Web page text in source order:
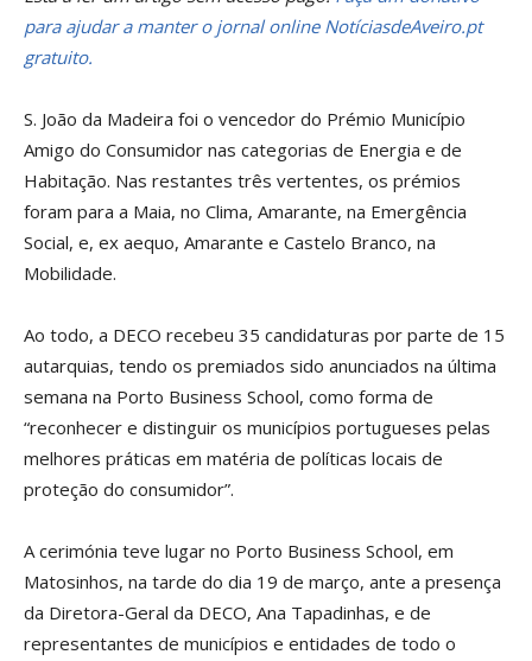
para ajudar a manter o jornal online NotíciasdeAveiro.pt
gratuito.
S. João da Madeira foi o vencedor do Prémio Município
Amigo do Consumidor nas categorias de Energia e de
Habitação. Nas restantes três vertentes, os prémios
foram para a Maia, no Clima, Amarante, na Emergência
Social, e, ex aequo, Amarante e Castelo Branco, na
Mobilidade.
Ao todo, a DECO recebeu 35 candidaturas por parte de 15
autarquias, tendo os premiados sido anunciados na última
semana na Porto Business School, como forma de
“reconhecer e distinguir os municípios portugueses pelas
melhores práticas em matéria de políticas locais de
proteção do consumidor”.
A cerimónia teve lugar no Porto Business School, em
Matosinhos, na tarde do dia 19 de março, ante a presença
da Diretora-Geral da DECO, Ana Tapadinhas, e de
representantes de municípios e entidades de todo o